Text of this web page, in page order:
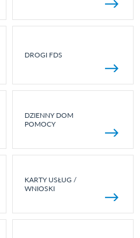
DROGI FDS
DZIENNY DOM
POMOCY
KARTY USŁUG /
WNIOSKI